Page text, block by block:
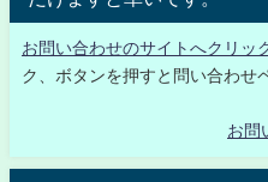
お問い合わせのサイトへクリッ
ク、ボタンを押すと問い合わせ
お問